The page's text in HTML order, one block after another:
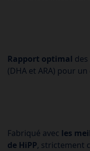
Rapport optimal
(DHA et ARA) pour
Fabriqué avec les
de HiPP, strictement